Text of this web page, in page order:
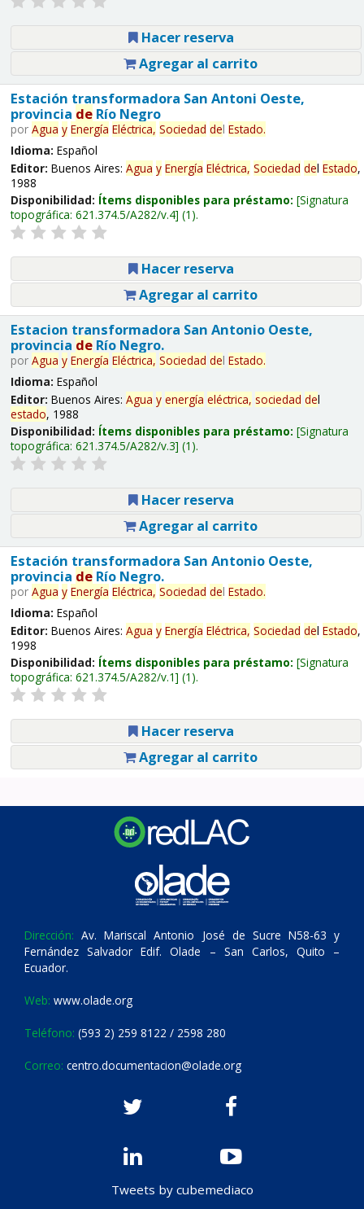
Hacer reserva
Agregar al carrito
Estación transformadora San Antoni Oeste,
provincia deRío Negro
por Agua y Energía Eléctrica, Sociedad del Estado.
Idioma: Español
Editor: Buenos Aires: Agua y Energía Eléctrica, Sociedad del Estado,
1988
Disponibilidad: Ítems disponibles para préstamo: Signatura
topográfica: 621.374.5/A282/v.4 (1).
Hacer reserva
Agregar al carrito
Estacion transformadora San Antonio Oeste,
provincia deRío Negro.
por Agua y Energía Eléctrica, Sociedad del Estado.
Idioma: Español
Editor: Buenos Aires: Agua y energía eléctrica, sociedad del
estado, 1988
Disponibilidad: Ítems disponibles para préstamo: Signatura
topográfica: 621.374.5/A282/v.3 (1).
Hacer reserva
Agregar al carrito
Estación transformadora San Antonio Oeste,
provincia deRío Negro.
por Agua y Energía Eléctrica, Sociedad del Estado.
Idioma: Español
Editor: Buenos Aires: Agua y Energía Eléctrica, Sociedad del Estado,
1998
Disponibilidad: Ítems disponibles para préstamo: Signatura
topográfica: 621.374.5/A282/v.1 (1).
Hacer reserva
Agregar al carrito
Dirección: Av. Mariscal Antonio José de Sucre N58-63 y
Fernández Salvador Edif. Olade – San Carlos, Quito –
Ecuador.
Web: www.olade.org
Teléfono: (593 2) 259 8122 / 2598 280
Correo: centro.documentacion@olade.org
Tweets by cubemediaco